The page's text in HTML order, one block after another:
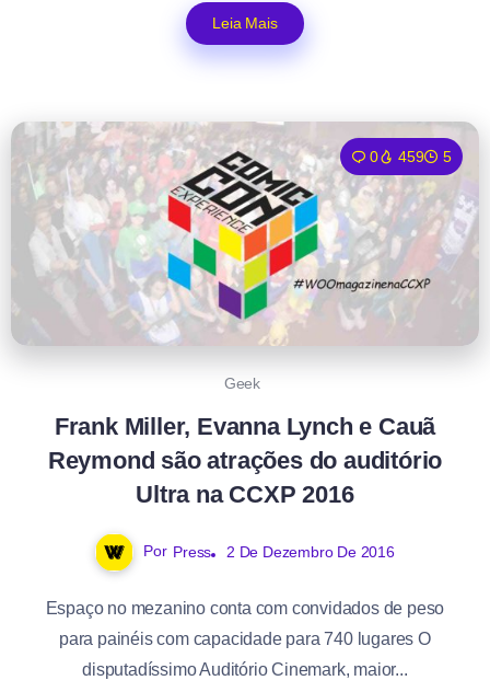
Leia Mais
0 459 5
Geek
Frank Miller, Evanna Lynch e Cauã
Reymond são atrações do auditório
Ultra na CCXP 2016
Por Press 2 De Dezembro De 2016
Espaço no mezanino conta com convidados de peso
para painéis com capacidade para 740 lugares O
disputadíssimo Auditório Cinemark, maior...